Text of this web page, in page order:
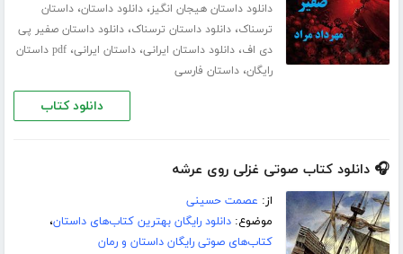
دانلود داستان هیجان انگیز،دانلود داستان،داستان
ترسناک،دانلود داستان ترسناک،دانلود داستان صفیر پی
دی اف،دانلود داستان ایرانی،داستان ایرانی،
pdf داستان
رایگان،داستان فارسی
دانلود کتاب
🎧 دانلود کتاب صوتی غزلی روی عرشه
از: عصمت حسینی
موضوع:دانلود رایگان بهترین کتاب‌های داستان،
کتاب‌های صوتی رایگان داستان و رمان